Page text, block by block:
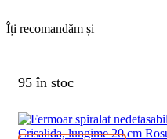
Îți recomandăm și
95 în stoc